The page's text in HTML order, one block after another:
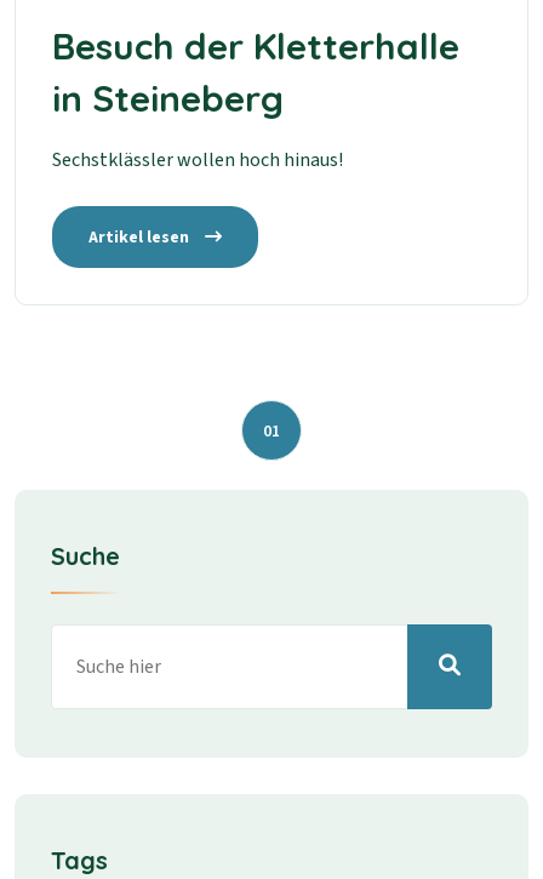
Besuch der Kletterhalle
in Steineberg
Sechstklässler wollen hoch hinaus!
Artikel lesen
01
Suche
Tags